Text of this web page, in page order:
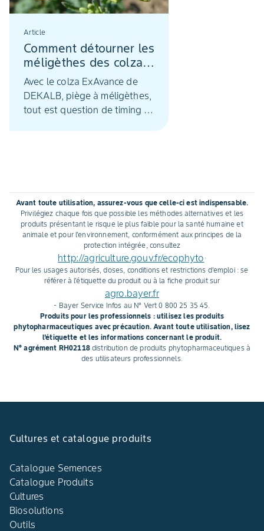
Article
Comment détourner les
méligèthes des colzas
?
Avec le colza ExAvance de
DEKALB, piège à méligèthes,
tout est question de timing !
le gîte et le couvert à ces
coléoptères. Explications sur
son rôle de leurre.
Avant toute utilisation, assurez-vous que celle-ci est indispensable.
Privilégiez chaque fois que possible les méthodes alternatives et les
produits présentant le risque le plus faible pour la santé humaine et
animale et pour l'environnement, conformément aux principes de la
protection intégrée, consultez
http://agriculture.gouv.fr/ecophyto .
Pour les usages autorisés, doses, conditions et restrictions d'emploi : se
référer à l'étiquette du produit ou à la fiche produit sur
agro.bayer.fr
- Bayer Service Infos au N° Vert 0 800 25 35 45.
Produits pour les professionnels : utilisez les produits
phytopharmaceutiques avec précaution. Avant toute utilisation, lisez
l'étiquette et les informations concernant le produit.
N° agrément RH02118distribution de produits phytopharmaceutiques à
des utilisateurs professionnels.
Cultures et catalogue produits
Catalogue Semences
Catalogue Produits
Cultures
Biosolutions
Outils